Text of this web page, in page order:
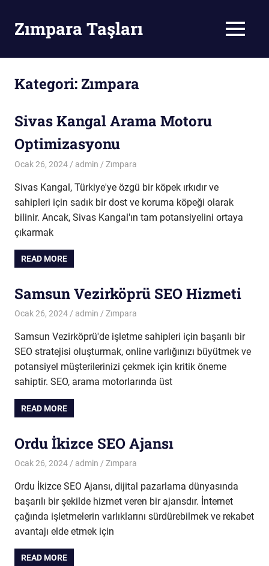
contentZımpara Taşları MENU
Kategori:Zımpara
Sivas Kangal Arama Motoru
Optimizasyonu
Ocak 26, 2024 admin Zımpara
Sivas Kangal, Türkiye'ye özgü bir köpek ırkıdır ve
sahipleri için sadık bir dost ve koruma köpeği olarak
bilinir. Ancak, Sivas Kangal'ın tam potansiyelini ortaya
çıkarmak
READ MORE
Samsun Vezirköprü SEO Hizmeti
Ocak 26, 2024 admin Zımpara
Samsun Vezirköprü'de işletme sahipleri için başarılı bir
SEO stratejisi oluşturmak, online varlığınızı büyütmek ve
potansiyel müşterilerinizi çekmek için kritik öneme
sahiptir. SEO, arama motorlarında üst
READ MORE
Ordu İkizce SEO Ajansı
Ocak 26, 2024 admin Zımpara
Ordu İkizce SEO Ajansı, dijital pazarlama dünyasında
başarılı bir şekilde hizmet veren bir ajansdır. İnternet
çağında işletmelerin varlıklarını sürdürebilmek ve rekabet
avantajı elde etmek için
READ MORE